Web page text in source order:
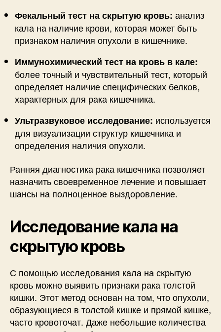
Фекальный тест на скрытую кровь: анализ
кала на наличие крови, которая может быть
признаком наличия опухоли в кишечнике.
Иммунохимический тест на кровь в кале:
более точный и чувствительный тест, который
определяет наличие специфических белков,
характерных для рака кишечника.
Ультразвуковое исследование: используется
для визуализации структур кишечника и
определения наличия опухоли.
Ранняя диагностика рака кишечника позволяет
назначить своевременное лечение и повышает
шансы на полноценное выздоровление.
Исследование кала на
скрытую кровь
С помощью исследования кала на скрытую
кровь можно выявить признаки рака толстой
кишки. Этот метод основан на том, что опухоли,
образующиеся в толстой кишке и прямой кишке,
часто кровоточат. Даже небольшие количества